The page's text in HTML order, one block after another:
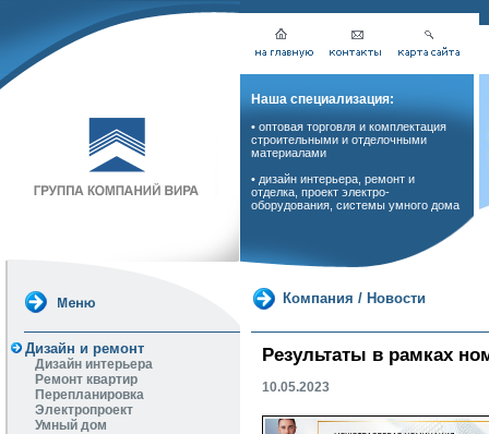
Наша специализация:
• оптовая торговля и комплектация
строительными и отделочными
материалами
• дизайн интерьера, ремонт и
отделка, проект электро-
оборудования, системы умного дома
Дизайн и ремонт
Дизайн интерьера
Ремонт квартир
Перепланировка
Электропроект
Умный дом
Компания / Новости
Результаты в рамках
10.05.2023